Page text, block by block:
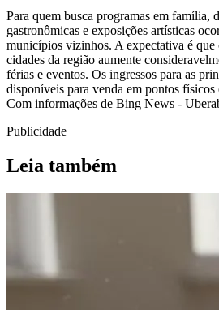
Para quem busca programas em família,
gastronômicas e exposições artísticas
municípios vizinhos. A expectativa é que
cidades da região aumente
férias e eventos. Os ingressos para as
disponíveis para venda em pontos
Com informações de Bing News -
Publicidade
Leia também